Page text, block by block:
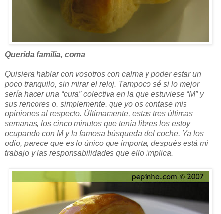
Querida familia, coma
Quisiera hablar con vosotros con calma y poder estar un
poco tranquilo, sin mirar el reloj. Tampoco sé si lo mejor
sería hacer una “cura” colectiva en la que estuviese “M” y
sus rencores o, simplemente, que yo os contase mis
opiniones al respecto. Últimamente, estas tres últimas
semanas, los cinco minutos que tenía libres los estoy
ocupando con M y la famosa búsqueda del coche. Ya los
odio, parece que es lo único que importa, después está mi
trabajo y las responsabilidades que ello implica.